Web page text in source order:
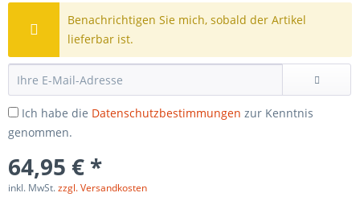
Benachrichtigen Sie mich, sobald der Artikel
lieferbar ist.
Ich habe die Datenschutzbestimmungen zur Kenntnis
genommen.
64,95 € *
inkl. MwSt.zzgl. Versandkosten